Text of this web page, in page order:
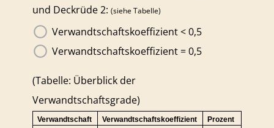
und Deckrüde 2: (siehe Tabelle)
Verwandtschaftskoeffizient < 0,5
Verwandtschaftskoeffizient = 0,5
(Tabelle: Überblick der
Verwandtschaftsgrade)
Verwandtschaft Verwandtschaftskoeffizient
Prozent